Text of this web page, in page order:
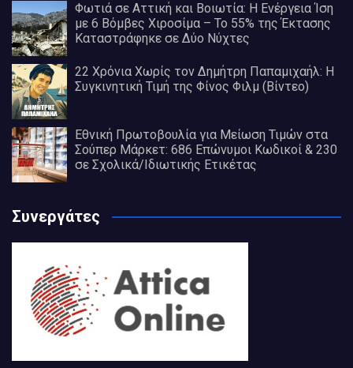
Φωτιά σε Αττική και Βοιωτία: Η Ενέργεια Ίση
με 6 Βόμβες Χιροσίμα – Το 55% της Έκτασης
Καταστράφηκε σε Δύο Νύχτες
22 Χρόνια Χωρίς τον Δημήτρη Παπαμιχαήλ: Η
Συγκινητική Τιμή της Φίνος Φιλμ (Βίντεο)
Εθνική Πρωτοβουλία για Μείωση Τιμών στα
Σούπερ Μάρκετ: 686 Επώνυμοι Κωδικοί & 230
σε Σχολικά/Ιδιωτικής Ετικέτας
Συνεργάτες